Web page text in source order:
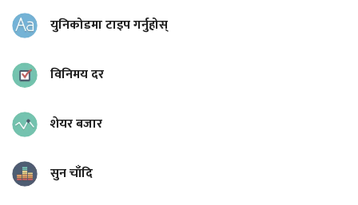
युनिकोडमा टाइप गर्नुहोस्
विनिमय दर
शेयर बजार
सुन चाँदि